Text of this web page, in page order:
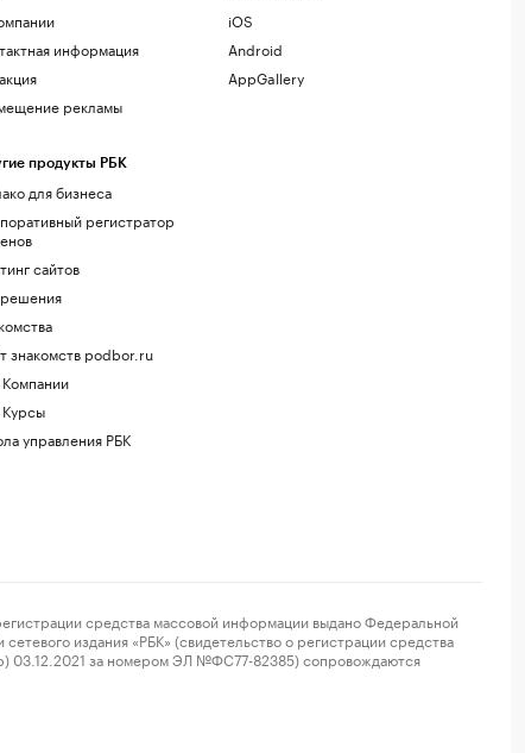
информация
рекламы
продукты РБК
для бизнеса
регистратор
сайтов
знакомств podbor.ru
управления РБК
iOS
Android
AppGallery
средства массовой информации выдано Федеральной
издания «РБК» (свидетельство о регистрации средства
03.12.2021 за номером ЭЛ №ФС77-82385) сопровождаются